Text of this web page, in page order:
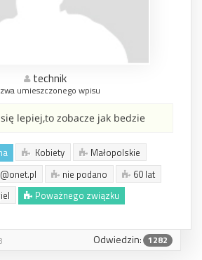
technik
umieszczonego wpisu
lepiej,to zobacze jak bedzie
Kobiety
Małopolskie
nie podano
60 lat
Poważnego związku
Odwiedzin: 1282